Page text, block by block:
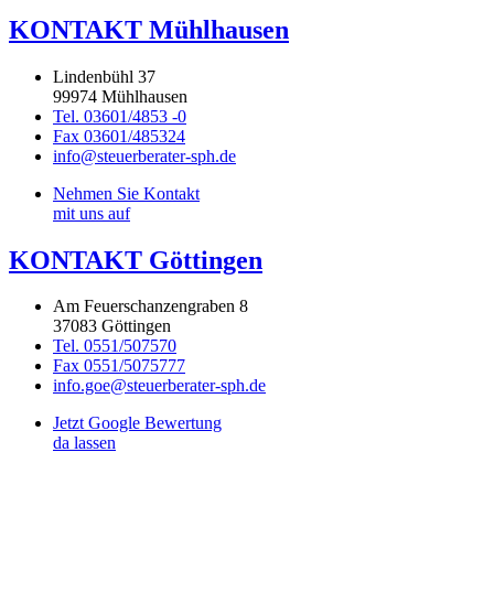
KONTAKT Mühlhausen
Lindenbühl 37
99974 Mühlhausen
Tel. 03601/4853 -0
Fax 03601/485324
info@steuerberater-sph.de
Nehmen Sie Kontakt
mit uns auf
KONTAKT Göttingen
Am Feuerschanzengraben 8
37083 Göttingen
Tel. 0551/507570
Fax 0551/5075777
info.goe@steuerberater-sph.de
Jetzt Google Bewertung
da lassen